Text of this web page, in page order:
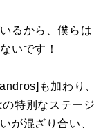
るから、僕らは
いです！
も加わり、
特別なステージ
が混ざり合い、